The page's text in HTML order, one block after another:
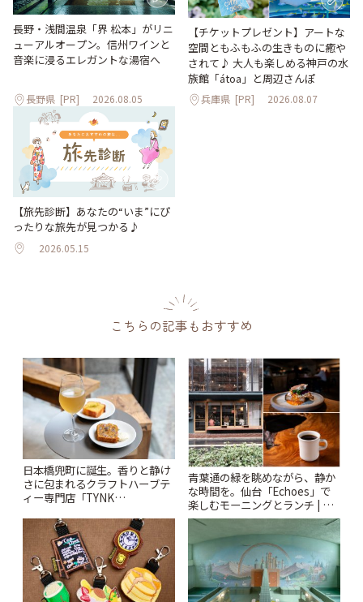
長野・浅間温泉「界 松本」がリニ
ューアルオープン。信州ワインと
音楽に浸るエレガントな湯宿へ
長野県 [PR] 2026.08.05
【チケットプレゼント】アートな
空間ともふもふの生きものに癒や
されて♪ 大人も楽しめる神戸の水
族館「átoa」と周辺さんぽ
兵庫県 [PR] 2026.08.07
【旅先診断】あなたの“いま”にぴ
ったりな旅先が見つかる♪
2026.05.15
こちらの記事もおすすめ
日本橋兜町に誕生。香りと静け
さに包まれるクラフトハーブテ
ィー専門店「TYNK
青葉通の緑を眺めながら、静か
な時間を。仙台「Echoes」で
楽しむモーニングとランチ | こ
とりっぷ